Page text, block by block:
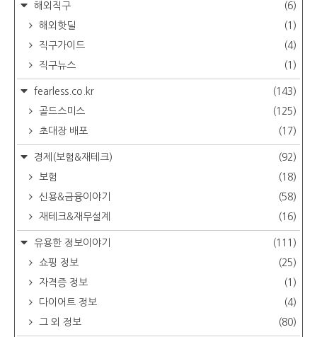
해외직구
(6)
해외핫딜
(1)
직구가이드
(4)
직구뉴스
(1)
fearless.co.kr
(143)
골드스미스
(125)
초대장 배포
(17)
경제(보험&재테크)
(92)
보험
(18)
신용&금융이야기
(58)
재테크&재무설계
(16)
유용한 정보이야기
(111)
쇼핑 정보
(25)
자격증 정보
(1)
다이어트 정보
(4)
그 외 정보
(80)